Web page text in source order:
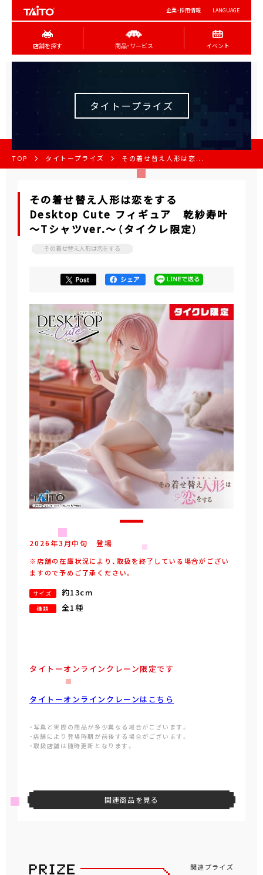
企業･採用情報 LANGUAGE
店舗を探す 商品･サービス イベント
タイトープライズ
TOP タイトープライズ その着せ替え人形は恋...
その着せ替え人形は恋をする
Desktop Cute フィギュア 乾紗寿叶
～Tシャツver.～（タイクレ限定）
その着せ替え人形は恋をする
2026年3 月中旬 登場
※店舗の在庫状況により、取扱を終了している場合がござい
ますので予めご了承ください。
サイズ 約13cm
種類 全1種
タイトーオンラインクレーン限定です
タイトーオンラインクレーンはこちら
・写真と実際の商品が多少異なる場合がございます。
・店舗により登場時期が前後する場合がございます。
・取扱店舗は随時更新となります。
関連商品を見る
関連プライズ